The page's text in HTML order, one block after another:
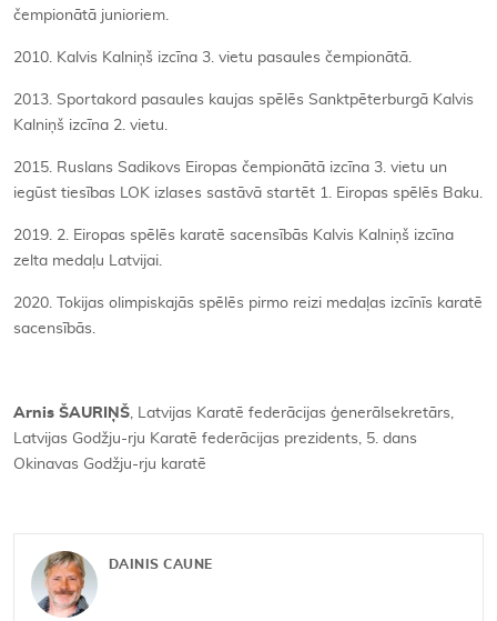
čempionātā junioriem.
2010. Kalvis Kalniņš izcīna 3. vietu pasaules čempionātā.
2013. Sportakord pasaules kaujas spēlēs Sanktpēterburgā Kalvis
Kalniņš izcīna 2. vietu.
2015. Ruslans Sadikovs Eiropas čempionātā izcīna 3. vietu un
iegūst tiesības LOK izlases sastāvā startēt 1. Eiropas spēlēs Baku.
2019. 2. Eiropas spēlēs karatē sacensībās Kalvis Kalniņš izcīna
zelta medaļu Latvijai.
2020. Tokijas olimpiskajās spēlēs pirmo reizi medaļas izcīnīs karatē
sacensībās.
Arnis ŠAURIŅŠ, Latvijas Karatē federācijas ģenerālsekretārs,
Latvijas Godžju-rju Karatē federācijas prezidents, 5. dans
Okinavas Godžju-rju karatē
DAINIS CAUNE